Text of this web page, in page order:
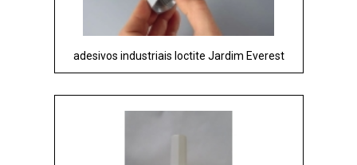
adesivos industriais loctite Jardim Everest